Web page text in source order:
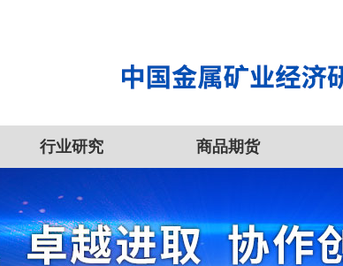
行业研究 商品期货